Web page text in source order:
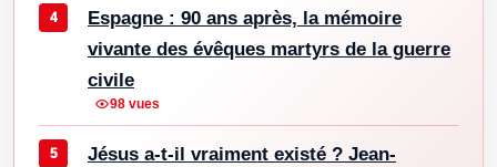
Espagne : 90 ans après, la mémoire
vivante des évêques martyrs de la guerre
civile
98 vues
Jésus a-t-il vraiment existé ? Jean-